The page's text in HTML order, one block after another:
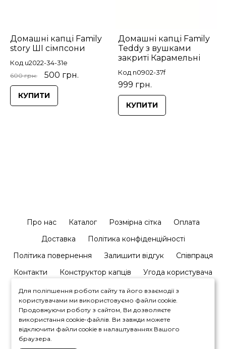
Домашні капці Family
story ШІ сімпсони
Код u2022-34-31e
600 грн. 500 грн.
КУПИТИ
Домашні капці Family
Teddy з вушками
закриті Карамельні
Код n0902-37f
999 грн.
КУПИТИ
Про нас Каталог Розмірна сітка
Оплата
Доставка
Політика конфіденційності
Політика повернення
Залишити відгук
Співпраця
Контакти
Конструктор капців Угода користувача
+380964446450
Для поліпшення роботи сайту та його взаємодії з
користувачами ми використовуємо файли cookie.
Продовжуючи роботу з сайтом, Ви дозволяєте
використання cookie-файлів. Ви завжди можете
відключити файли cookie в налаштуваннях Вашого
браузера.